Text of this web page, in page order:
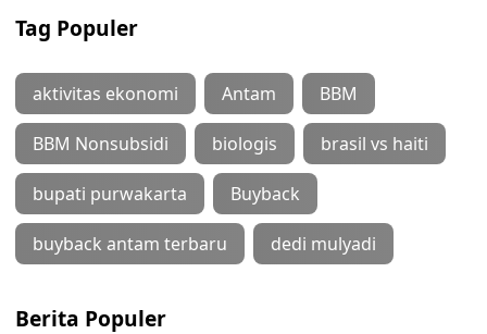
Tag Populer
aktivitas ekonomi Antam BBM
BBM Nonsubsidi biologis brasil vs haiti
bupati purwakarta Buyback
buyback antam terbaru dedi mulyadi
Berita Populer